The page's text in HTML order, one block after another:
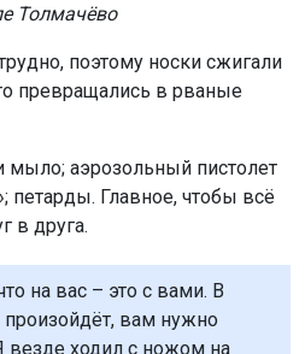
вам нужно
везде ходил с ножом на
Все спрашивали: «А что
Нет, не тормозили, я
настолько стал частью
даже во снах. Его можно и
Им консервные банки